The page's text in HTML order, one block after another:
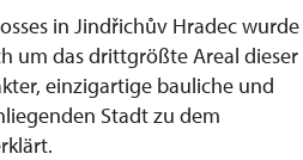
in Jindřichův Hradec wurde
um das drittgrößte Areal dieser
einzigartige bauliche und
Stadt zu dem